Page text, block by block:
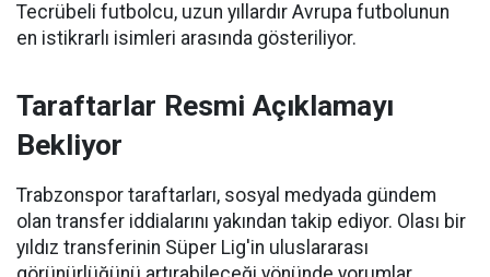
Tecrübeli futbolcu, uzun yıllardır Avrupa futbolunun
en istikrarlı isimleri arasında gösteriliyor.
Taraftarlar Resmi Açıklamayı
Bekliyor
Trabzonspor taraftarları, sosyal medyada gündem
olan transfer iddialarını yakından takip ediyor. Olası bir
yıldız transferinin Süper Lig'in uluslararası